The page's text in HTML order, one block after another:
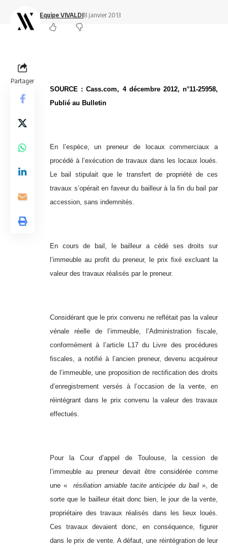
Equipe VIVALDI8 janvier 2013
Partager
SOURCE : Cass.com, 4 décembre 2012, n°11-25958,
Publié au Bulletin
En l’espèce, un preneur de locaux commerciaux a
procédé à l’exécution de travaux dans les locaux loués.
Le bail stipulait que le transfert de propriété de ces
travaux s’opérait en faveur du bailleur à la fin du bail par
accession, sans indemnités.
En cours de bail, le bailleur a cédé ses droits sur
l’immeuble au profit du preneur, le prix fixé excluant la
valeur des travaux réalisés par le preneur.
Considérant que le prix convenu ne reflétait pas la valeur
vénale réelle de l’immeuble, l’Administration fiscale,
conformément à l’article L17 du Livre des procédures
fiscales, a notifié à l’ancien preneur, devenu acquéreur
de l’immeuble, une proposition de rectification des droits
d’enregistrement versés à l’occasion de la vente, en
réintégrant dans le prix convenu la valeur des travaux
effectués.
Pour la Cour d’appel de Toulouse, la cession de
l’immeuble au preneur devait être considérée comme
une « résiliation amiable tacite anticipée du bail », de
sorte que le bailleur était donc bien, le jour de la vente,
propriétaire des travaux réalisés dans les lieux loués.
Ces travaux devaient donc, en conséquence, figurer
dans le prix de vente. A défaut, une réintégration de leur